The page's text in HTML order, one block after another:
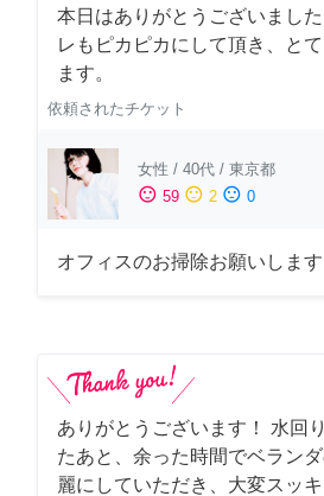
本日はありがとうございまし
レもピカピカにして頂き、と
ます。
依頼されたチケット
女性 / 40代 / 東京都
sentiment_satisfied 59 sentiment_neutral 2 sentiment_dissatisfied 0
オフィスのお掃除お願いします
ありがとうございます！ 水回
たあと、余った時間でベラン
麗にしていただき、大変スッ